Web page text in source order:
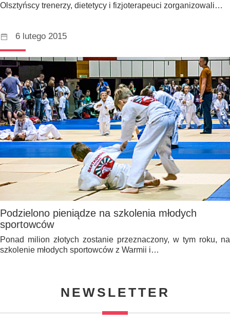
Olsztyńscy trenerzy, dietetycy i fizjoterapeuci zorganizowali…
6 lutego 2015
Podzielono pieniądze na szkolenia młodych
sportowców
Ponad milion złotych zostanie przeznaczony, w tym roku, na
szkolenie młodych sportowców z Warmii i…
NEWSLETTER